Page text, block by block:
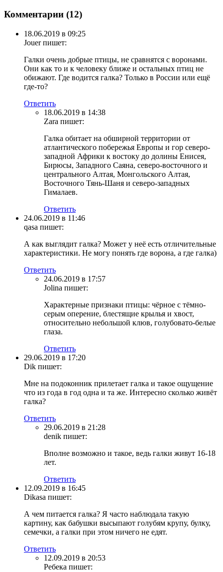
Комментарии (12)
18.06.2019 в 09:25
Jouer пишет:
Галки очень добрые птицы, не сравнятся с воронами.
Они как то и к человеку ближе и остальных птиц не
обижают. Где водится галка? Только в России или ещё
где-то?
Ответить
18.06.2019 в 14:38
Zara пишет:
Галка обитает на обширной территории от
атлантического побережья Европы и гор северо-
западной Африки к востоку до долины Енисея,
Бирюсы, Западного Саяна, северо-восточного и
центрального Алтая, Монгольского Алтая,
Восточного Тянь-Шаня и северо-западных
Гималаев.
Ответить
24.06.2019 в 11:46
qasa пишет:
А как выглядит галка? Может у неё есть отличительные
характеристики. Не могу понять где ворона, а где галка)
Ответить
24.06.2019 в 17:57
Jolina пишет:
Характерные признаки птицы: чёрное с тёмно-
серым оперение, блестящие крылья и хвост,
относительно небольшой клюв, голубовато-белые
глаза.
Ответить
29.06.2019 в 17:20
Dik пишет:
Мне на подоконник прилетает галка и такое ощущение
что из года в год одна и та же. Интересно сколько живёт
галка?
Ответить
29.06.2019 в 21:28
denik пишет:
Вполне возможно и такое, ведь галки живут 16-18
лет.
Ответить
12.09.2019 в 16:45
Dikasa пишет:
А чем питается галка? Я часто наблюдала такую
картину, как бабушки высыпают голубям крупу, булку,
семечки, а галки при этом ничего не едят.
Ответить
12.09.2019 в 20:53
Ребека пишет: